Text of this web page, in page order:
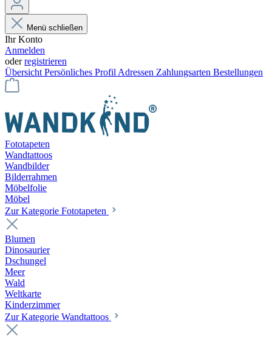
Menü schließen
Ihr Konto
Anmelden
oderregistrieren
Übersicht Persönliches Profil Adressen Zahlungsarten Bestellungen
Fototapeten
Wandtattoos
Wandbilder
Bilderrahmen
Möbelfolie
Möbel
Zur Kategorie Fototapeten
Blumen
Dinosaurier
Dschungel
Meer
Wald
Weltkarte
Kinderzimmer
Zur Kategorie Wandtattoos